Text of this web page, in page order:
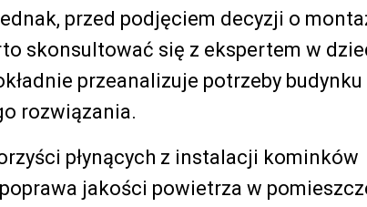
przed podjęciem decyzji o
skonsultować się z ekspertem w
przeanalizuje potrzeby
rozwiązania.
płynących z instalacji kominków
jakości powietrza w